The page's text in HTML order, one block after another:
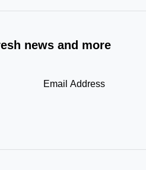
news and more!